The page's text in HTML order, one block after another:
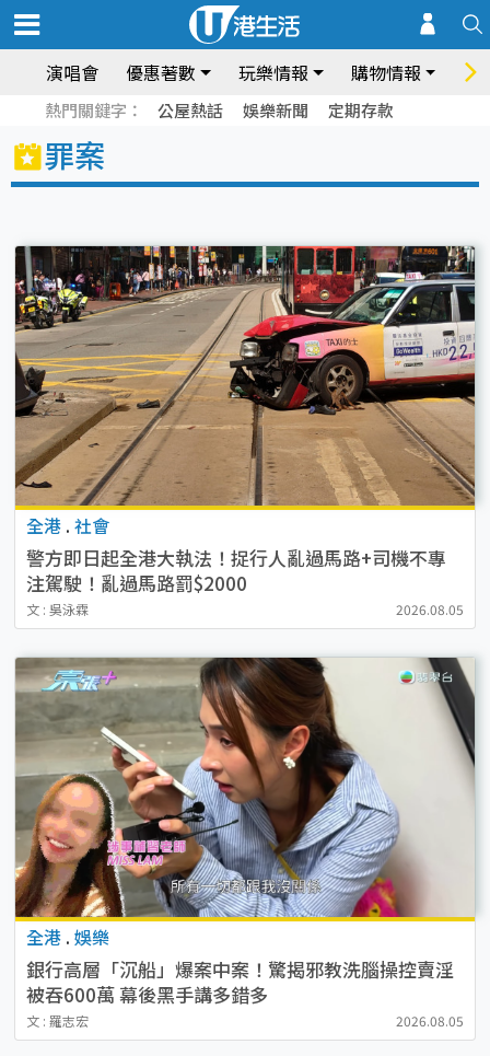
演唱會 優惠著數 玩樂情報 購物情報 飲
熱門關鍵字： 公屋熱話 娛樂新聞 定期存款
罪案
全港 . 社會
警方即日起全港大執法！捉行人亂過馬路+司機不專
注駕駛！亂過馬路罰$2000
文 : 吳泳霖 2026.08.05
全港 . 娛樂
銀行高層「沉船」爆案中案！驚揭邪教洗腦操控賣淫
被吞600萬 幕後黑手講多錯多
文 : 羅志宏 2026.08.05